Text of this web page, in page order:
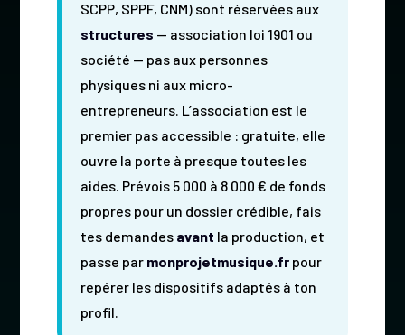
SCPP, SPPF, CNM) sont réservées aux
structures — association loi 1901 ou
société — pas aux personnes
physiques ni aux micro-
entrepreneurs. L’association est le
premier pas accessible : gratuite, elle
ouvre la porte à presque toutes les
aides. Prévois 5 000 à 8 000 € de fonds
propres pour un dossier crédible, fais
tes demandes avant la production, et
passe par monprojetmusique.frpour
repérer les dispositifs adaptés à ton
profil.